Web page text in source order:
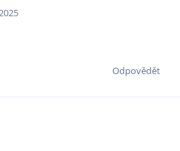
Odpovědět